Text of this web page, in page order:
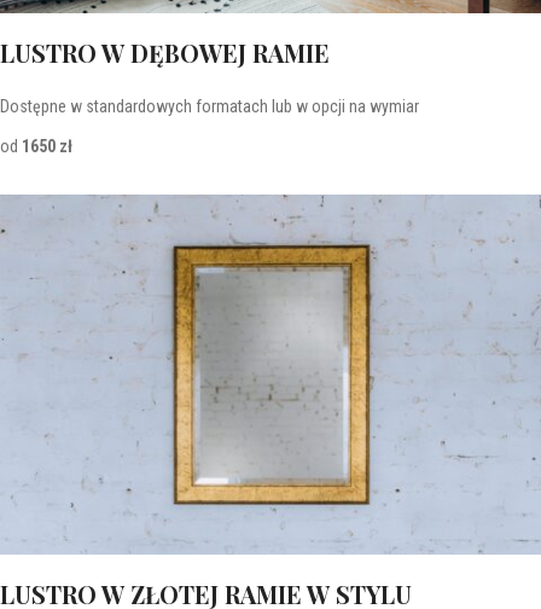
LUSTRO W DĘBOWEJ RAMIE
Dostępne w standardowych formatach lub w opcji na wymiar
od 1650 zł
LUSTRO W ZŁOTEJ RAMIE W STYLU